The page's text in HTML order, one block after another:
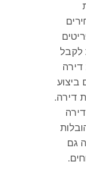
לקבל
דירה.
גם